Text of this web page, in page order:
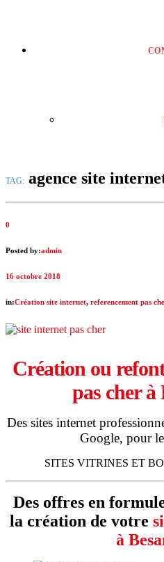
TAG: agence site
0
Posted by:admin
16 octobre 2018
in:Création site internet, referencement pas
Création ou
pas cher à
Des sites internet
Google, pour
SITES VITRINES ET
Des offres en
la création de votre
à